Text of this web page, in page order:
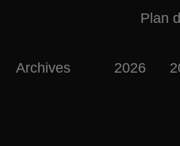
Plan
Archives 2026